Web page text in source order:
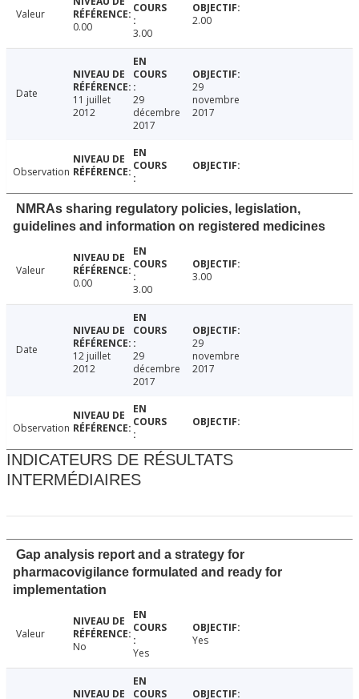
Valeur
0.00
3.00
2.00
Date
11 juillet
2012
29
décembre
2017
29
novembre
2017
Observation
NMRAs sharing regulatory policies, legislation,
guidelines and information on registered medicines
Valeur
0.00
3.00
3.00
Date
12 juillet
2012
29
décembre
2017
29
novembre
2017
Observation
INDICATEURS DE RÉSULTATS
INTERMÉDIAIRES
Gap analysis report and a strategy for
pharmacovigilance formulated and ready for
implementation
Valeur
No
Yes
Yes